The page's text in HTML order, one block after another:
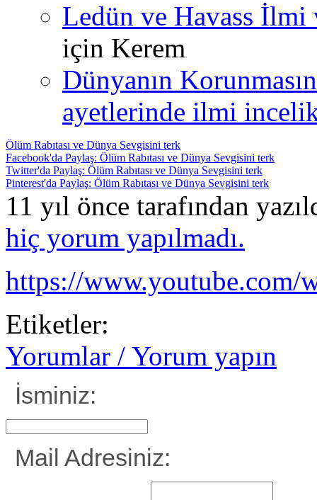
Ledün ve Havass İlmi
için Kerem
Dünyanın
ayetlerinde ilmi
Ölüm Rabıtası ve Dünya Sevgisini terk
Facebook'da Paylaş: Ölüm Rabıtası ve Dünya Sevgisini terk
Twitter'da Paylaş: Ölüm Rabıtası ve Dünya Sevgisini terk
Pinterest'da Paylaş: Ölüm Rabıtası ve Dünya Sevgisini terk
11 yıl önce tarafından
hiç yorum yapılmadı.
https://www.youtube.com/
Etiketler:
Yorumlar / Yorum yapın
İsminiz:
Mail Adresiniz: